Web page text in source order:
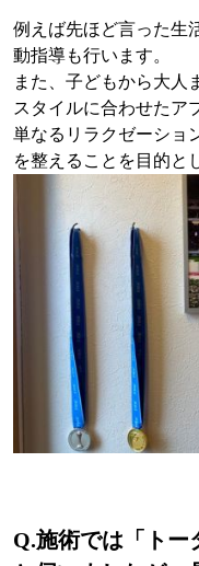
例えば先ほど言った生
動指導も行います。
また、子どもから大人
スタイルに合わせたア
単なるリラクゼーショ
を整えることを目的と
Q.施術では「トー